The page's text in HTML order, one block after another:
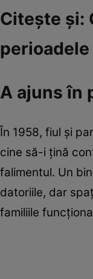
Citeşte şi:
A ajuns în
În 1958, fiul şi
cine să-i ţină
falimentul. Un
datoriile, dar
familiile